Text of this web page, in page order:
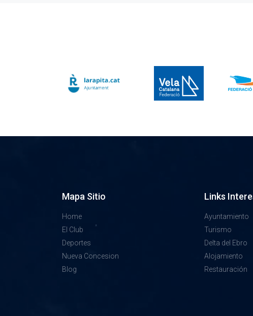
Mapa Sitio
Home
El Club
Deportes
Nueva Concesion
Blog
Links
Ayuntamiento
Turismo
Delta del Ebro
Alojamiento
Restauración